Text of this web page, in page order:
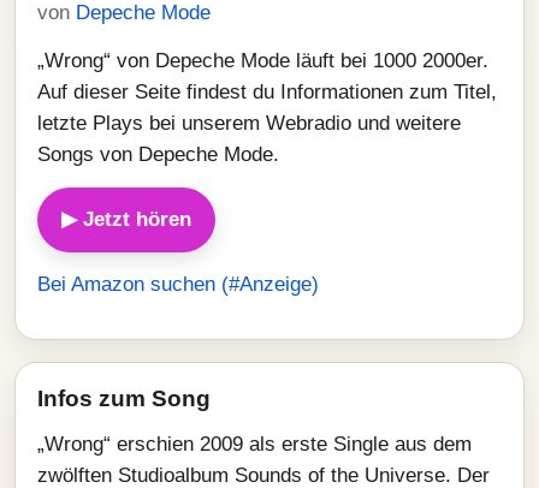
von Depeche Mode
„Wrong“ von Depeche Mode läuft bei 1000 2000er.
Auf dieser Seite findest du Informationen zum Titel,
letzte Plays bei unserem Webradio und weitere
Songs von Depeche Mode.
▶ Jetzt hören
Bei Amazon suchen (#Anzeige)
Infos zum Song
„Wrong“ erschien 2009 als erste Single aus dem
zwölften Studioalbum Sounds of the Universe. Der